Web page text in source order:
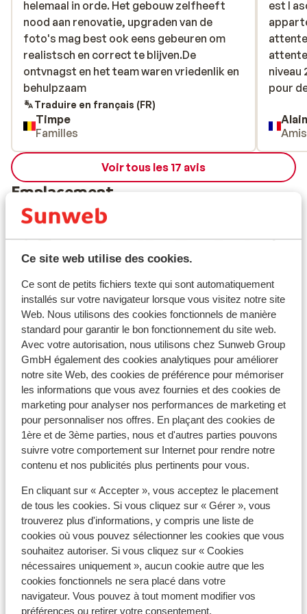
Ce site web utilise des cookies.
Ce sont de petits fichiers texte qui sont automatiquement
installés sur votre navigateur lorsque vous visitez notre site
Web. Nous utilisons des cookies fonctionnels de manière
standard pour garantir le bon fonctionnement du site web.
Avec votre autorisation, nous utilisons chez Sunweb Group
GmbH également des cookies analytiques pour améliorer
notre site Web, des cookies de préférence pour mémoriser
les informations que vous avez fournies et des cookies de
marketing pour analyser nos performances de marketing et
pour personnaliser nos offres. En plaçant des cookies de
1ère et de 3ème parties, nous et d'autres parties pouvons
suivre votre comportement sur Internet pour rendre notre
contenu et nos publicités plus pertinents pour vous.
En cliquant sur « Accepter », vous acceptez le placement
de tous les cookies. Si vous cliquez sur « Gérer », vous
trouverez plus d'informations, y compris une liste de
cookies où vous pouvez sélectionner les cookies que vous
souhaitez autoriser. Si vous cliquez sur « Cookies
nécessaires uniquement », aucun cookie autre que les
cookies fonctionnels ne sera placé dans votre
navigateur. Vous pouvez à tout moment modifier vos
préférences ou retirer votre consentement.
helemaal in orde. Het gebouw zelfheeft
nood aan renovatie, upgraden van de
foto's mag best ook eens gebeuren om
realistsch en correct te blijven.De
ontvnagst en het team waren vriedenlik en
behulpzaam
helemaal in orde. Het gebouw zelfheeft
nood aan renovatie, upgraden van de
foto's mag best ook eens gebeuren om
realistsch en correct te blijven.De
ontvnagst en het team waren vriedenlik en
behulpzaam
Traduire en français (FR)
Timpe
Familles
est l
niveau
pour
est l
niveau
pour
Amis
Voir tous les 17 avis
Emplacement
À proximité
Dans le centre
Distance de l'aéroport geneve environ 160
kilomètres: Chambery Airport environ 130,0
kilomètre(s)
Distance jusqu'à la gare bourg saint maurice
environ 13 kilomètres
Distance jusqu'aux pistes de ski environ 0 mètres
Directement sur les pistes
Distance jusqu'aux remontées mécaniques
environ 50 mètres
À moutiers environ 59 kilomètres et à albertville
environ 87 kilomètres
Forfait, cours et matériel de ski